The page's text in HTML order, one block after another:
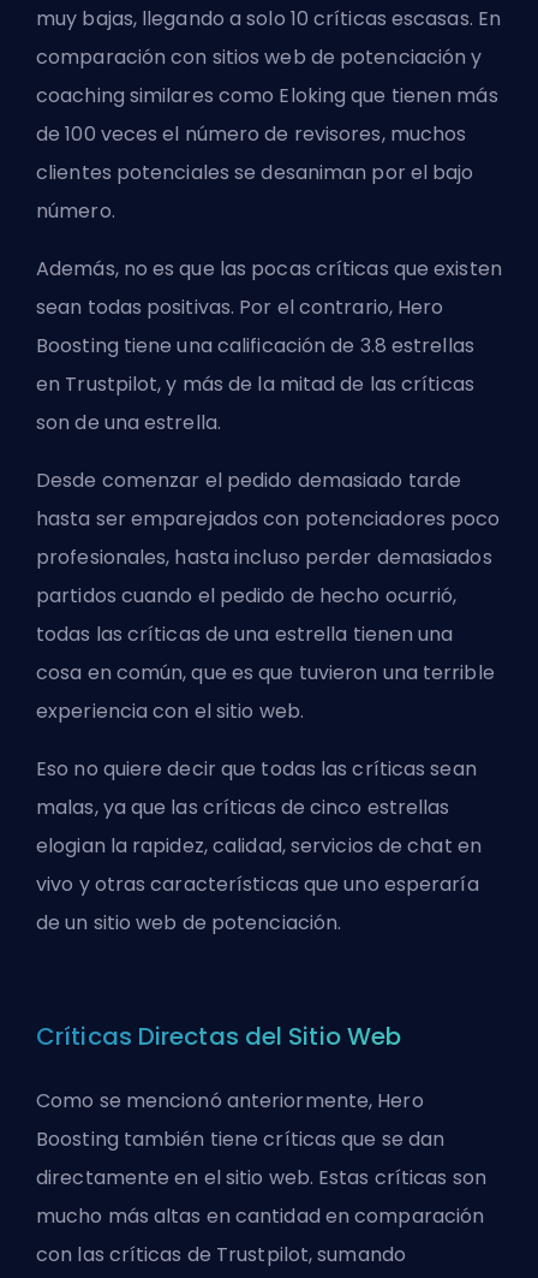
muy bajas, llegando a solo 10 críticas escasas. En
comparación con sitios web de potenciación y
coaching similares como Eloking que tienen más
de 100 veces el número de revisores, muchos
clientes potenciales se desaniman por el bajo
número.
Además, no es que las pocas críticas que existen
sean todas positivas. Por el contrario, Hero
Boosting tiene una calificación de 3.8 estrellas
en Trustpilot, y más de la mitad de las críticas
son de una estrella.
Desde comenzar el pedido demasiado tarde
hasta ser emparejados con potenciadores poco
profesionales, hasta incluso perder demasiados
partidos cuando el pedido de hecho ocurrió,
todas las críticas de una estrella tienen una
cosa en común, que es que tuvieron una terrible
experiencia con el sitio web.
Eso no quiere decir que todas las críticas sean
malas, ya que las críticas de cinco estrellas
elogian la rapidez, calidad, servicios de chat en
vivo y otras características que uno esperaría
de un sitio web de potenciación.
Críticas Directas del Sitio Web
Como se mencionó anteriormente, Hero
Boosting también tiene críticas que se dan
directamente en el sitio web. Estas críticas son
mucho más altas en cantidad en comparación
con las críticas de Trustpilot, sumando